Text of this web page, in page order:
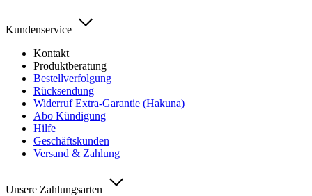
Kundenservice
Kontakt
Produktberatung
Bestellverfolgung
Rücksendung
Widerruf Extra-Garantie (Hakuna)
Abo Kündigung
Hilfe
Geschäftskunden
Versand & Zahlung
Unsere Zahlungsarten